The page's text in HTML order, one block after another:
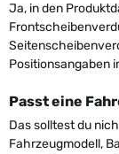
Ja, in den
Positionsangaben
Passt eine
Das solltest du
Fahrzeugmodell,